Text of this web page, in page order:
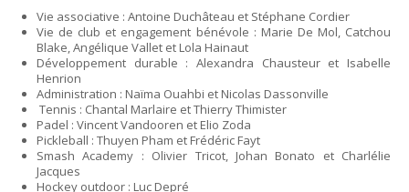
Vie associative : Antoine Duchâteau et Stéphane Cordier
Vie de club et engagement bénévole : Marie De Mol, Catchou
Blake, Angélique Vallet et Lola Hainaut
Développement durable : Alexandra Chausteur et Isabelle
Henrion
Administration : Naïma Ouahbi et Nicolas Dassonville
Tennis : Chantal Marlaire et Thierry Thimister
Padel : Vincent Vandooren et Elio Zoda
Pickleball : Thuyen Pham et Frédéric Fayt
Smash Academy : Olivier Tricot, Johan Bonato et Charlélie
Jacques
Hockey outdoor : Luc Depré